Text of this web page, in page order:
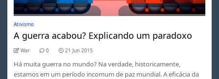
Ativismo
A guerra acabou? Explicando um paradoxo
War 0 21 Jun 2015
Há muita guerra no mundo? Na verdade, historicamente,
estamos em um período incomum de paz mundial. A eficácia da